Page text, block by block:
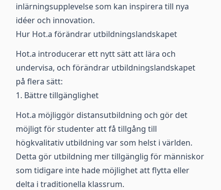
inlärningsupplevelse som kan inspirera till nya
idéer och innovation.
Hur Hot.a förändrar utbildningslandskapet
Hot.a introducerar ett nytt sätt att lära och
undervisa, och förändrar utbildningslandskapet
på flera sätt:
1. Bättre tillgänglighet
Hot.a möjliggör distansutbildning och gör det
möjligt för studenter att få tillgång till
högkvalitativ utbildning var som helst i världen.
Detta gör utbildning mer tillgänglig för människor
som tidigare inte hade möjlighet att flytta eller
delta i traditionella klassrum.